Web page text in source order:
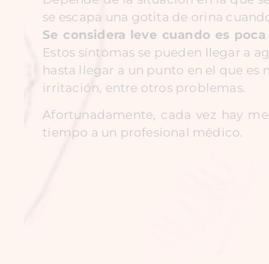
se escapa una gotita de orina
Se considera leve cuando es
Estos síntomas se pueden llegar a
hasta llegar a un punto en el que
irritación, entre otros problemas.
Afortunadamente, cada vez hay
tiempo a un profesional médico.